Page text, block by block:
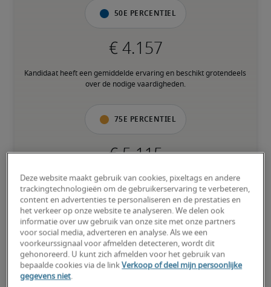
50e percentiel
Kandidaat heeft een gemiddelde ervaring en beschikt grotendeels
over de nodige vaardigheden.
75e percentiel
Kandidaat heeft bovengemiddeld veel ervaring, beschikt over (zo
goed als) alle nodige vaardigheden en kan ook gespecialiseerde
kwalificaties hebben.
Deze website maakt gebruik van cookies, pixeltags en andere
trackingtechnologieën om de gebruikerservaring te verbeteren,
content en advertenties te personaliseren en de prestaties en
het verkeer op onze website te analyseren. We delen ook
informatie over uw gebruik van onze site met onze partners
voor social media, adverteren en analyse. Als we een
voorkeurssignaal voor afmelden detecteren, wordt dit
gehonoreerd. U kunt zich afmelden voor het gebruik van
bepaalde cookies via de linkVerkoop of deel mijn persoonlijke
gegevens niet.